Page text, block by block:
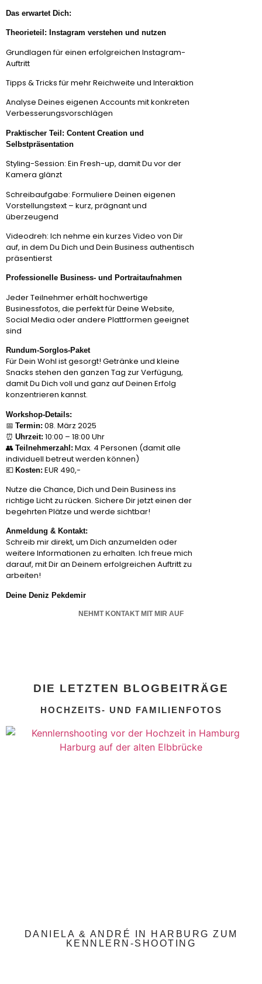
Das erwartet Dich:
Theorieteil: Instagram verstehen und nutzen
Grundlagen für einen erfolgreichen Instagram-
Auftritt
Tipps & Tricks für mehr Reichweite und Interaktion
Analyse Deines eigenen Accounts mit konkreten
Verbesserungsvorschlägen
Praktischer Teil: Content Creation und
Selbstpräsentation
Styling-Session: Ein Fresh-up, damit Du vor der
Kamera glänzt
Schreibaufgabe: Formuliere Deinen eigenen
Vorstellungstext – kurz, prägnant und
überzeugend
Videodreh: Ich nehme ein kurzes Video von Dir
auf, in dem Du Dich und Dein Business authentisch
präsentierst
Professionelle Business- und Portraitaufnahmen
Jeder Teilnehmer erhält hochwertige
Businessfotos, die perfekt für Deine Website,
Social Media oder andere Plattformen geeignet
sind
Rundum-Sorglos-Paket
Für Dein Wohl ist gesorgt! Getränke und kleine
Snacks stehen den ganzen Tag zur Verfügung,
damit Du Dich voll und ganz auf Deinen Erfolg
konzentrieren kannst.
Workshop-Details:
📅 Termin: 08. März 2025
⏰ Uhrzeit: 10:00 – 18:00 Uhr
👥 Teilnehmerzahl: Max. 4 Personen (damit alle
individuell betreut werden können)
💶 Kosten: EUR 490,-
Nutze die Chance, Dich und Dein Business ins
richtige Licht zu rücken. Sichere Dir jetzt einen der
begehrten Plätze und werde sichtbar!
Anmeldung & Kontakt:
Schreib mir direkt, um Dich anzumelden oder
weitere Informationen zu erhalten. Ich freue mich
darauf, mit Dir an Deinem erfolgreichen Auftritt zu
arbeiten!
Deine Deniz Pekdemir
NEHMT KONTAKT MIT MIR AUF
DIE LETZTEN BLOGBEITRÄGE
HOCHZEITS- UND FAMILIENFOTOS
DANIELA & ANDRÉ IN HARBURG ZUM
KENNLERN-SHOOTING